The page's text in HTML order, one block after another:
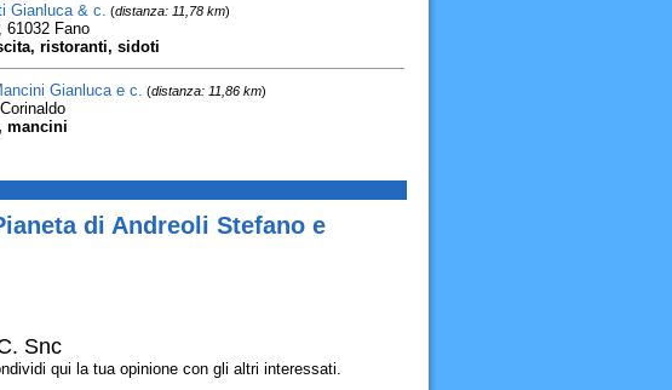
Gianluca & c. (distanza: 11,78 km)
61032 Fano
ristoranti, sidoti
Gianluca e c. (distanza: 11,86 km)
mancini
di Andreoli Stefano e
Snc
qui la tua opinione con gli altri interessati.